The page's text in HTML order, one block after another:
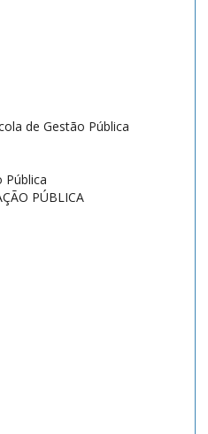
de Gestão Pública
Pública
PÚBLICA